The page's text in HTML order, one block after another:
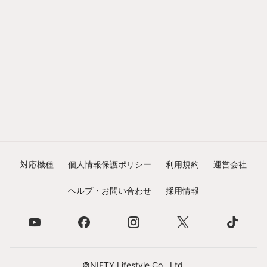
対応機種 個人情報保護ポリシー 利用規約 運営会社
ヘルプ・お問い合わせ 採用情報